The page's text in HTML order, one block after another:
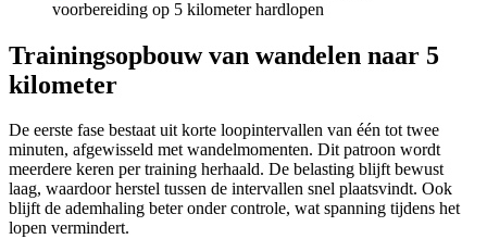
Trainingsopbouw van wandelen naar 5
kilometer
De eerste fase bestaat uit korte loopintervallen van één tot twee
minuten, afgewisseld met wandelmomenten. Dit patroon wordt
meerdere keren per training herhaald. De belasting blijft bewust
laag, waardoor herstel tussen de intervallen snel plaatsvindt. Ook
blijft de ademhaling beter onder controle, wat spanning tijdens het
lopen vermindert.